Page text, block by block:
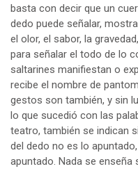
basta con decir que un
dedo puede señalar,
el olor, el sabor, la
para señalar el todo de lo
saltarines manifiestan o
recibe el nombre de
gestos son también, y sin
lo que sucedió con las
teatro, también se indican
del dedo no es lo
apuntado. Nada se enseña